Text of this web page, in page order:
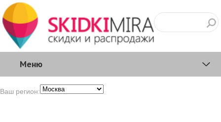
Меню
Ваш регион: